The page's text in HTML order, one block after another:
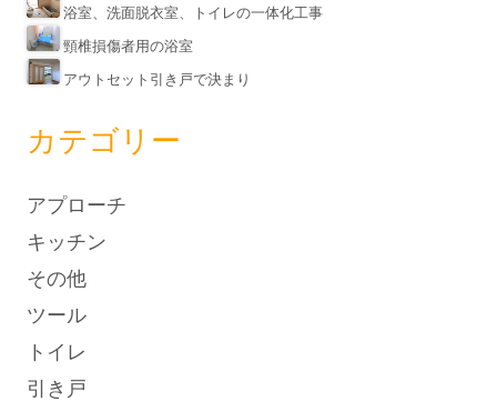
浴室、洗面脱衣室、トイレの一体化工事
頸椎損傷者用の浴室
アウトセット引き戸で決まり
カテゴリー
アプローチ
キッチン
その他
ツール
トイレ
引き戸